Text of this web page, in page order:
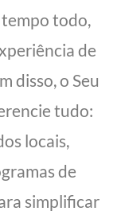
todo,
de
disso, o Seu
tudo:
locais,
de
simplificar